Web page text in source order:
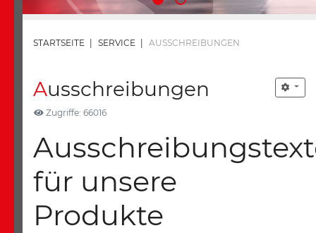
STARTSEITE | SERVICE | AUSSCHREIBUNGEN
Ausschreibungen
Zugriffe: 66016
für unsere
Produkte